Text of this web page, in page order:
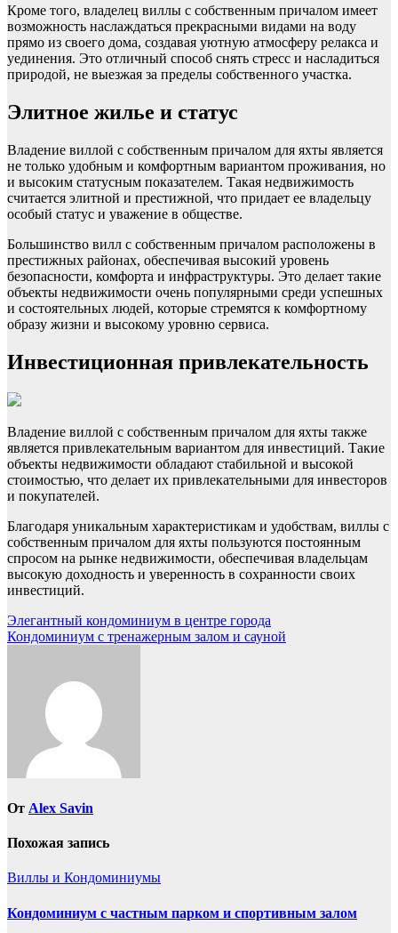
Кроме того, владелец виллы с собственным причалом имеет
возможность наслаждаться прекрасными видами на воду
прямо из своего дома, создавая уютную атмосферу релакса и
уединения. Это отличный способ снять стресс и насладиться
природой, не выезжая за пределы собственного участка.
Элитное жилье и статус
Владение виллой с собственным причалом для яхты является
не только удобным и комфортным вариантом проживания, но
и высоким статусным показателем. Такая недвижимость
считается элитной и престижной, что придает ее владельцу
особый статус и уважение в обществе.
Большинство вилл с собственным причалом расположены в
престижных районах, обеспечивая высокий уровень
безопасности, комфорта и инфраструктуры. Это делает такие
объекты недвижимости очень популярными среди успешных
и состоятельных людей, которые стремятся к комфортному
образу жизни и высокому уровню сервиса.
Инвестиционная привлекательность
Владение виллой с собственным причалом для яхты также
является привлекательным вариантом для инвестиций. Такие
объекты недвижимости обладают стабильной и высокой
стоимостью, что делает их привлекательными для инвесторов
и покупателей.
Благодаря уникальным характеристикам и удобствам, виллы с
собственным причалом для яхты пользуются постоянным
спросом на рынке недвижимости, обеспечивая владельцам
высокую доходность и уверенность в сохранности своих
инвестиций.
Навигация
по
Элегантный кондоминиум в центре города
Кондоминиум с тренажерным залом и сауной
От Alex Savin
Похожая запись
Виллы и Кондоминиумы
Кондоминиум с частным парком и спортивным залом